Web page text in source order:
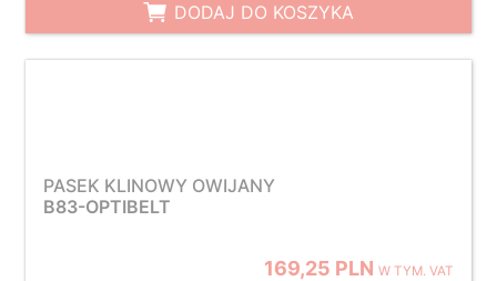
DODAJ DO KOSZYKA
PASEK KLINOWY OWIJANY
B83-OPTIBELT
169,25 PLNW TYM. VAT